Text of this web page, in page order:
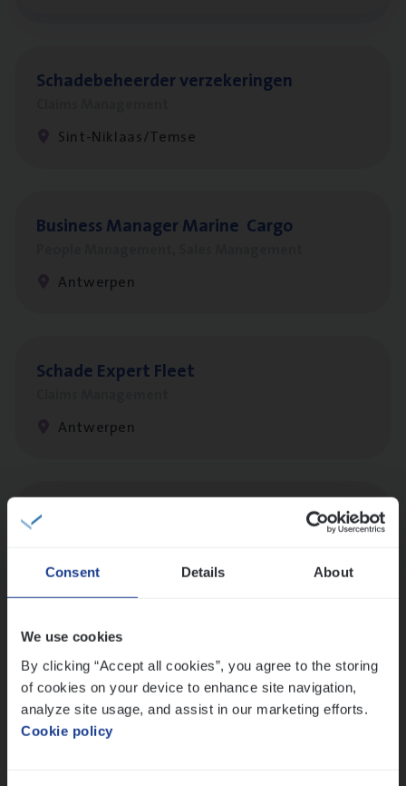
Consent Details About
We use cookies
By clicking “Accept all cookies”, you agree to the storing
of cookies on your device to enhance site navigation,
analyze site usage, and assist in our marketing efforts.
Cookie policy
Scha­de­be­heer­der verzekeringen
Sint-Niklaas/Temse
Busi­ness Mana­ger Mari­ne Cargo
Antwerpen
Scha­de Expert Fleet
Antwerpen
Cor­po­ra­te Insu­ran­ce Bro­ker Property
Antwerpen
Cus­to­mer Care Expert
Hospitalisatieverzekeringen
Customer Services
Antwerpen